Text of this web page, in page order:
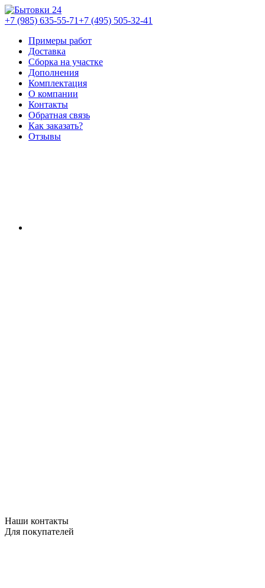
+7 (985) 635-55-71+7 (495) 505-32-41
Примеры работ
Доставка
Сборка на участке
Дополнения
Комплектация
О компании
Контакты
Обратная связь
Как заказать?
Отзывы
Наши контакты
Для покупателей